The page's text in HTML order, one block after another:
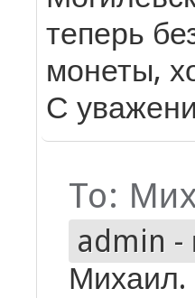
теперь
монеты,
С
To:
admin -
Михаил.